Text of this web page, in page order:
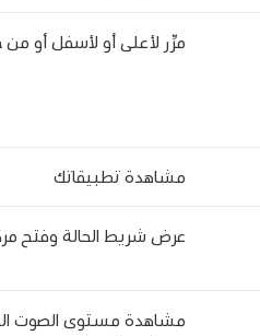
مرِّر لأعلى أو لأسفل أو من
مشاهدة تطبيقاتك
عرض شريط الحالة وفتح
مشاهدة مستوى الصوت